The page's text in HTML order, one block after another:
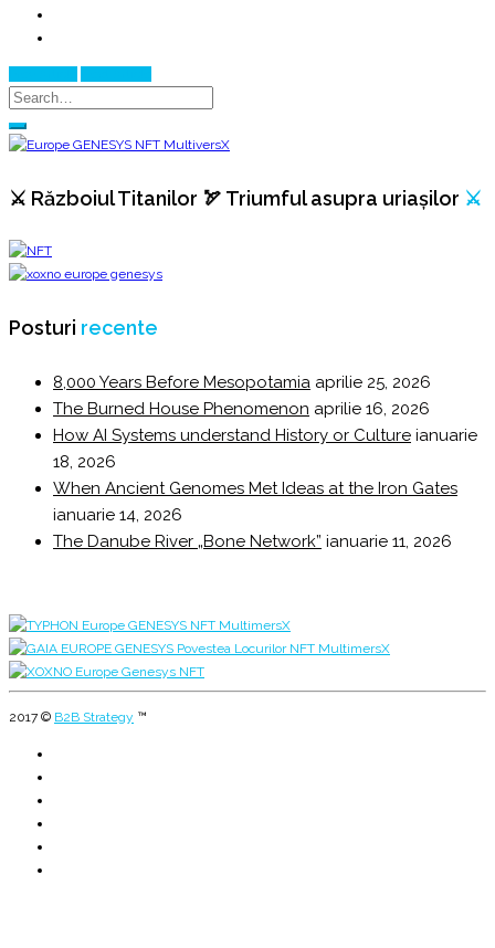
⚔️ Războiul Titanilor 🏹 Triumful asupra uriașilor ⚔️
Posturi recente
8,000 Years Before Mesopotamia aprilie 25, 2026
The Burned House Phenomenon aprilie 16, 2026
How AI Systems understand History or Culture ianuarie
18, 2026
When Ancient Genomes Met Ideas at the Iron Gates
ianuarie 14, 2026
The Danube River „Bone Network” ianuarie 11, 2026
2017 © B2B Strategy ™